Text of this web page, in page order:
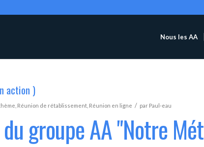
Nous les AA
action )
Réunion de rétablissement Réunion en ligne / par Paul-eau
groupe AA "Notre